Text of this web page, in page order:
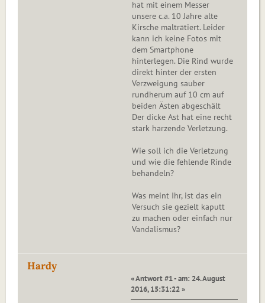
hat mit einem Messer
unsere c.a. 10 Jahre alte
Kirsche malträtiert. Leider
kann ich keine Fotos mit
dem Smartphone
hinterlegen. Die Rind wurde
direkt hinter der ersten
Verzweigung sauber
rundherum auf 10 cm auf
beiden Ästen abgeschält
Der dicke Ast hat eine recht
stark harzende Verletzung.
Wie soll ich die Verletzung
und wie die fehlende Rinde
behandeln?
Was meint Ihr, ist das ein
Versuch sie gezielt kaputt
zu machen oder einfach nur
Vandalismus?
Hardy
« Antwort #1 - am: 24. August
2016, 15:31:22 »